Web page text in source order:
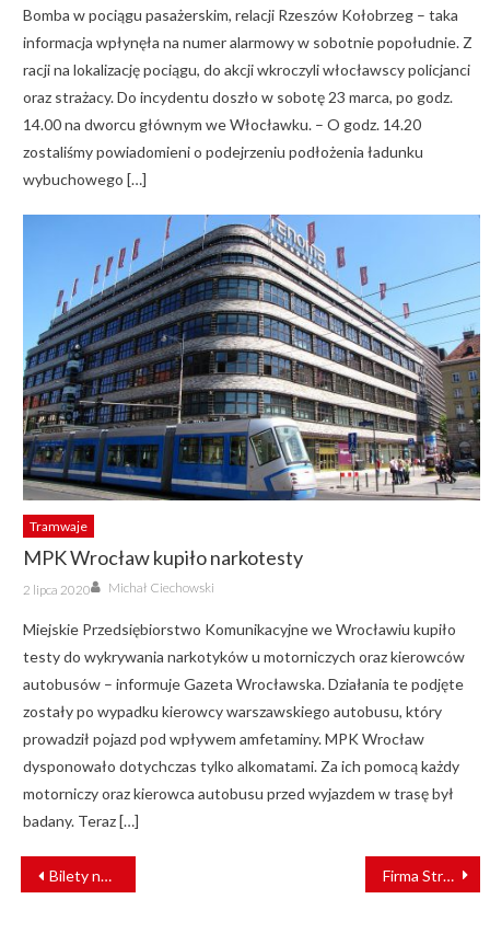
Bomba w pociągu pasażerskim, relacji Rzeszów Kołobrzeg – taka
informacja wpłynęła na numer alarmowy w sobotnie popołudnie. Z
racji na lokalizację pociągu, do akcji wkroczyli włocławscy policjanci
oraz strażacy. Do incydentu doszło w sobotę 23 marca, po godz.
14.00 na dworcu głównym we Włocławku. – O godz. 14.20
zostaliśmy powiadomieni o podejrzeniu podłożenia ładunku
wybuchowego […]
Tramwaje
MPK Wrocław kupiło narkotesty
Posted
on
2 lipca 2020 Author
Michał Ciechowski
Miejskie Przedsiębiorstwo Komunikacyjne we Wrocławiu kupiło
testy do wykrywania narkotyków u motorniczych oraz kierowców
autobusów – informuje Gazeta Wrocławska. Działania te podjęte
zostały po wypadku kierowcy warszawskiego autobusu, który
prowadził pojazd pod wpływem amfetaminy. MPK Wrocław
dysponowało dotychczas tylko alkomatami. Za ich pomocą każdy
motorniczy oraz kierowca autobusu przed wyjazdem w trasę był
badany. Teraz […]
NAWIGACJA
WPISU
Bilety na pociągi PKP Intercity kupimy na stacji benzynowej? Firma Stroer zdjęła reklamy z warszawskiego metra